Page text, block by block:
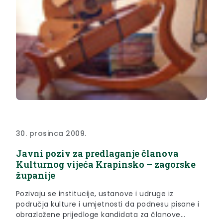
30. prosinca 2009.
Javni poziv za predlaganje članova
Kulturnog vijeća Krapinsko – zagorske
županije
Pozivaju se institucije, ustanove i udruge iz
područja kulture i umjetnosti da podnesu pisane i
obrazložene prijedloge kandidata za članove